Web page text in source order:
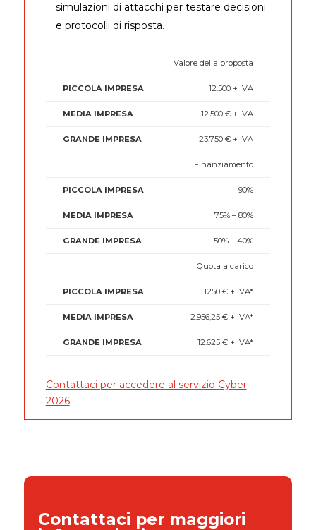
simulazioni di attacchi per testare decisioni
e protocolli di risposta.
MEDIA
Valore della proposta
12.500 + IVA
12.500 € + IVA
23.750 € + IVA
Finanziamento
90%
75% – 80%
50% – 40%
Quota a carico
1250 € + IVA*
2.956,25 € + IVA*
12.625 € + IVA*
Contattaci per accedere al servizio Cyber
2026
Contattaci per maggiori